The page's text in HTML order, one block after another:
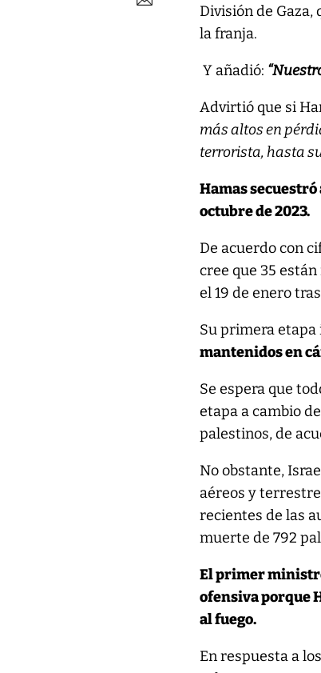
División de Gaza,
la franja.
Y añadió:
Advirtió que si
más altos en
terrorista, hasta
Hamas secuestró
octubre de 2023.
De acuerdo con
cree que 35
el 19 de enero
Su primera
mantenidos en
Se espera que
etapa a cambio
palestinos, de
No obstante,
aéreos y
recientes de las
muerte de 792
El primer
ofensiva porque
al fuego.
En respuesta a